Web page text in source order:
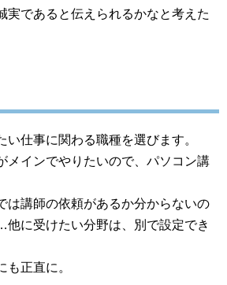
実であると伝えられるかなと考えた
い仕事に関わる職種を選びます。
メインでやりたいので、パソコン講
は講師の依頼があるか分からないの
に受けたい分野は、別で設定でき
も正直に。